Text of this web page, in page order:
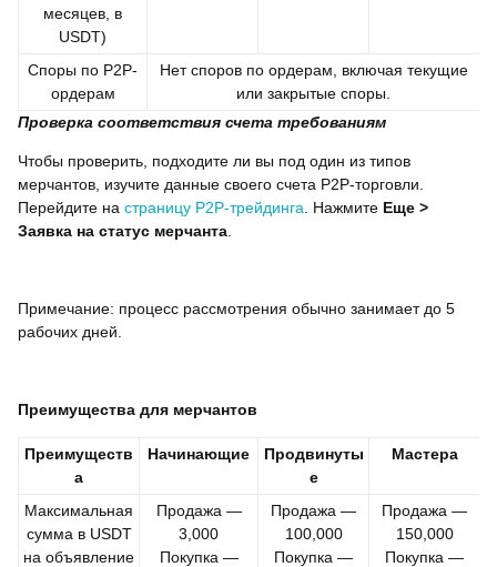
месяцев, в
USDT)
Споры по P2P-
ордерам
Нет споров по ордерам, включая текущие
или закрытые споры.
Проверка соответствия счета требованиям
Чтобы проверить, подходите ли вы под один из типов
мерчантов, изучите данные своего счета P2P-торговли.
Перейдите на страницу P2P-трейдинга . Нажмите Еще >
Заявка на статус мерчанта
Примечание: процесс рассмотрения обычно занимает до 5
рабочих дней.
Преимущества для мерчантов
Преимуществ
а
Начинающие
Продвинуты
е
Мастера
Максимальная
сумма в USDT
на объявление
Продажа —
3,000
Покупка —
Продажа —
100,000
Покупка —
Продажа —
150,000
Покупка —